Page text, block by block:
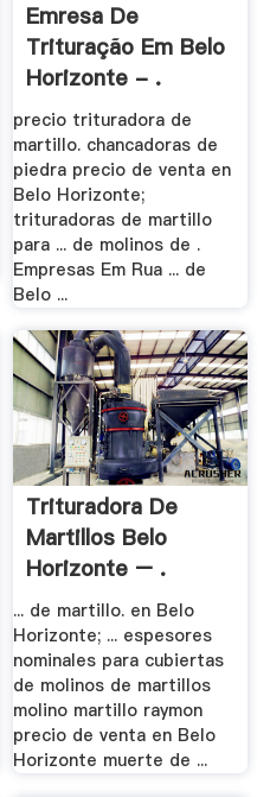
Emresa De
Trituração Em Belo
Horizonte - .
precio trituradora de
martillo. chancadoras de
piedra precio de venta en
Belo Horizonte;
trituradoras de martillo
para ... de molinos de .
Empresas Em Rua ... de
Belo ...
Trituradora De
Martillos Belo
Horizonte – .
... de martillo. en Belo
Horizonte; ... espesores
nominales para cubiertas
de molinos de martillos
molino martillo raymon
precio de venta en Belo
Horizonte muerte de ...